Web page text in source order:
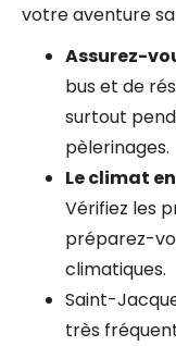
votre aventure
Assurez-
bus et de
surtout
pèlerinages.
Le climat
Vérifiez les
préparez-
climatiques.
Saint-
très